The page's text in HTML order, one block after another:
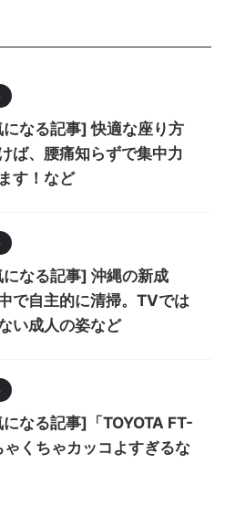
なる記事] 快適な座り方
ば、腰痛知らずで集中力
す！など
なる記事] 沖縄の新成
で自主的に清掃。TVでは
い成人の姿など
なる記事]「TOYOTA FT-
ゃくちゃカッコよすぎるな